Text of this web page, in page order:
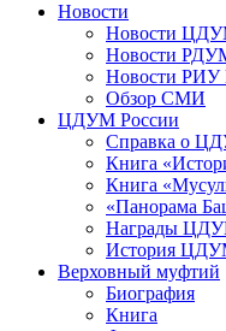
Новости
Новости
Новости
Новости
Обзор СМИ
ЦДУМ России
Справка о
Книга
Книга
«Панорама
Награды
История
Верховный муфтий
Биография
Книга